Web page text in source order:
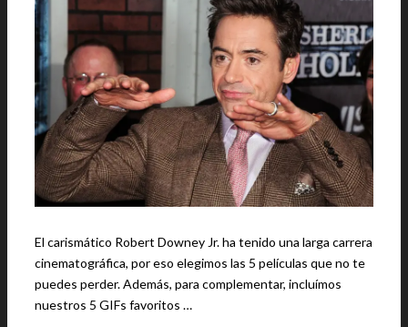
El carismático Robert Downey Jr. ha tenido una larga carrera
cinematográfica, por eso elegimos las 5 películas que no te
puedes perder. Además, para complementar, incluímos
nuestros 5 GIFs favoritos …